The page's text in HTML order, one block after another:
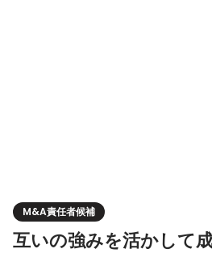
った知見・ノウハウをもとに、クライ
M&A責任者候補
互いの強みを活かして